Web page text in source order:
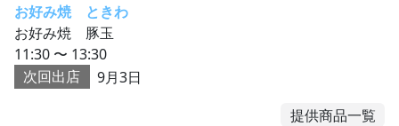
お好み焼 ときわ
お好み焼 豚玉
11:30 〜 13:30
次回出店
9月3日
提供商品一覧